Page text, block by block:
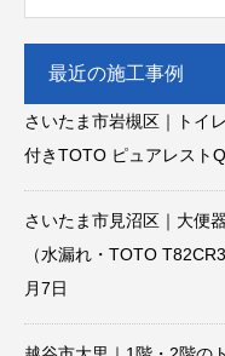
最近の施工事例
さいたま市岩槻区｜トイ
付きTOTO ピュアレスト
さいたま市見沼区｜大便
（水漏れ・TOTO
月7日